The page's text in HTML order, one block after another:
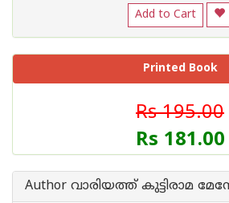
Add to Cart
Printed Book
Rs 195.00
Rs 181.00
Author വാരിയത്ത് കുട്ടിരാമ